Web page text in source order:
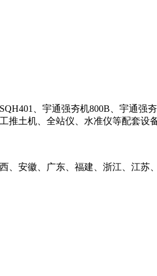
、宇通强夯机800B、宇通
推土机、全站仪、水准仪等配套设备
安徽、广东、福建、浙江、江苏